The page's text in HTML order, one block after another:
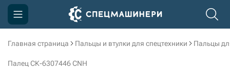
Главная страница Пальцы и втулки для спецтехники Пальцы
Палец СК-6307446 CNH
Компания